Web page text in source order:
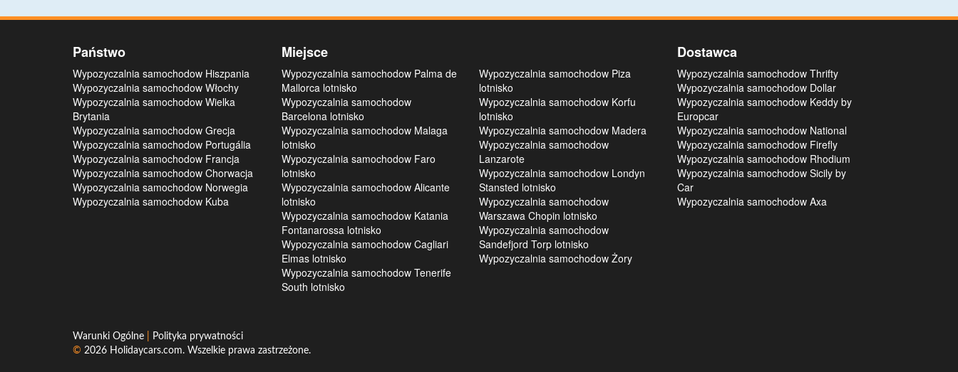
Państwo
Wypozyczalnia samochodow Hiszpania
Wypozyczalnia samochodow Włochy
Wypozyczalnia samochodow Wielka
Brytania
Wypozyczalnia samochodow Grecja
Wypozyczalnia samochodow Portugália
Wypozyczalnia samochodow Francja
Wypozyczalnia samochodow Chorwacja
Wypozyczalnia samochodow Norwegia
Wypozyczalnia samochodow Kuba
Miejsce
Wypozyczalnia samochodow Palma de
Mallorca lotnisko
Wypozyczalnia samochodow
Barcelona lotnisko
Wypozyczalnia samochodow Malaga
lotnisko
Wypozyczalnia samochodow Faro
lotnisko
Wypozyczalnia samochodow Alicante
lotnisko
Wypozyczalnia samochodow Katania
Fontanarossa lotnisko
Wypozyczalnia samochodow Cagliari
Elmas lotnisko
Wypozyczalnia samochodow Tenerife
South lotnisko
Wypozyczalnia samochodow Piza
lotnisko
Wypozyczalnia samochodow Korfu
lotnisko
Wypozyczalnia samochodow Madera
Wypozyczalnia samochodow
Lanzarote
Wypozyczalnia samochodow Londyn
Stansted lotnisko
Wypozyczalnia samochodow
Warszawa Chopin lotnisko
Wypozyczalnia samochodow
Sandefjord Torp lotnisko
Wypozyczalnia samochodow Żory
Dostawca
Wypozyczalnia samochodow Thrifty
Wypozyczalnia samochodow Dollar
Wypozyczalnia samochodow Keddy by
Europcar
Wypozyczalnia samochodow National
Wypozyczalnia samochodow Firefly
Wypozyczalnia samochodow Rhodium
Wypozyczalnia samochodow Sicily by
Car
Wypozyczalnia samochodow Axa
Warunki Ogólne
Polityka prywatności
© 2026 Holidaycars.com. Wszelkie prawa zastrzeżone.